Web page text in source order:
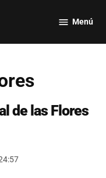
Menú
de las Flores